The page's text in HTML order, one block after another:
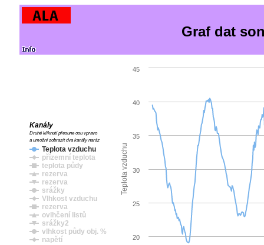
Graf dat
Teplota vzduchu
Teplota vzduchu
přízemní teplota
teplota půdy
rezerva
rezerva
srážky
Vlhkost vzduchu
rezerva
ovlhčení listů
srážky2
vlhkost půdy obj. %
napětí
Kanály
Druhé kliknutí přesune osu vpravo
a umožní zobrazit dva kanály naráz
20
25
30
35
40
45